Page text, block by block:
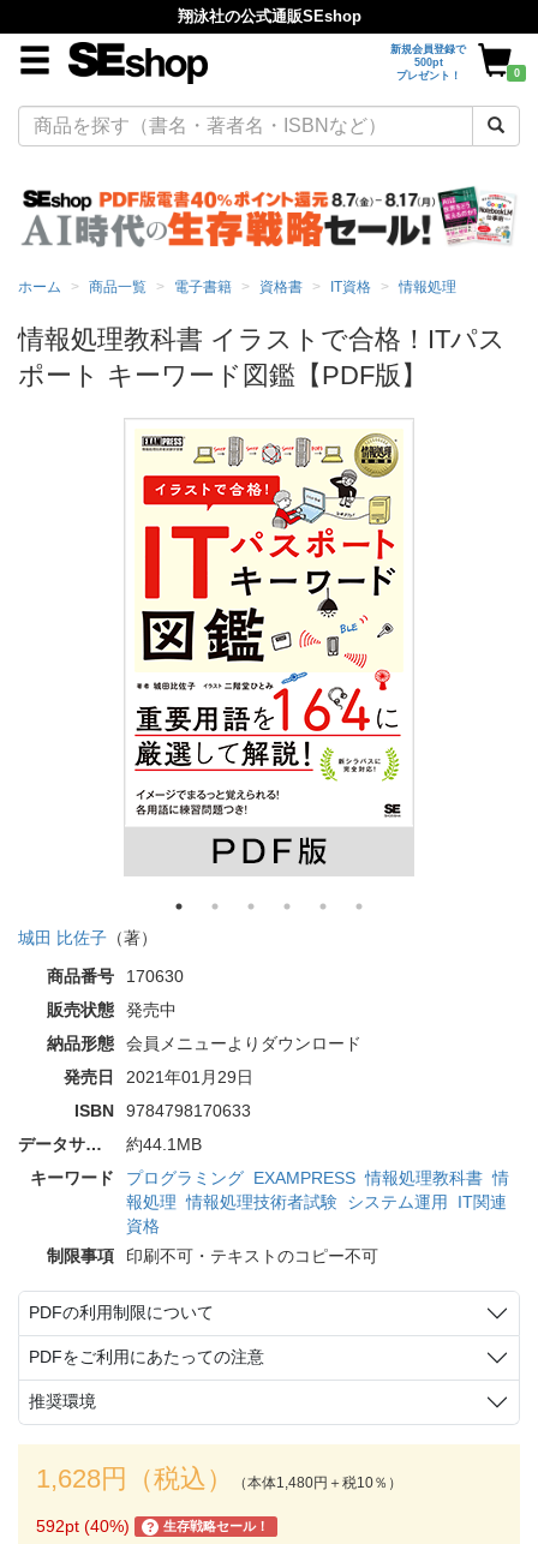
翔泳社の公式通販SEshop
新規会員登録で
500pt
プレゼント！
0
ホーム 商品一覧 電子書籍 資格書 IT資格 情報処理
情報処理教科書 イラストで合格！ITパス
ポート キーワード図鑑【PDF版】
城田 比佐子 （著）
商品番号
170630
販売状態
発売中
納品形態
会員メニューよりダウンロード
発売日
2021年01月29日
ISBN
9784798170633
データサイズ
約44.1MB
キーワード
プログラミング EXAMPRESS 情報処理教科書 情
報処理 情報処理技術者試験 システム運用
IT関連
資格
制限事項
印刷不可・テキストのコピー不可
PDFの利用制限について
PDFをご利用にあたっての注意
推奨環境
1,628円（税込） （本体1,480円＋税10％）
592pt (40%) ? 生存戦略セール！